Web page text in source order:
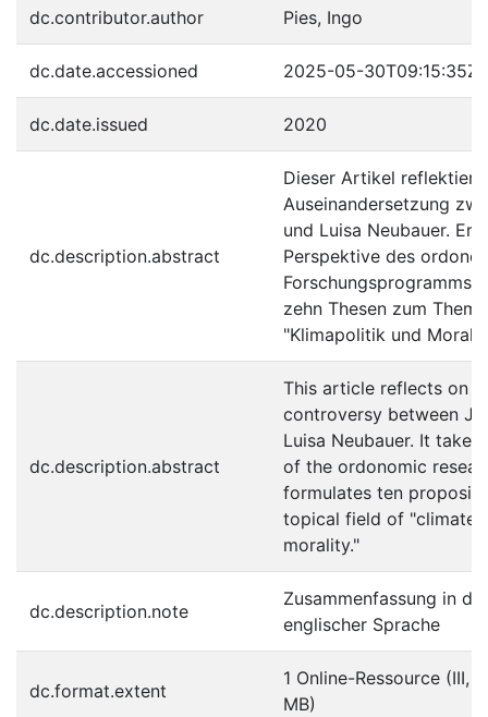
dc.contributor.author Pies, Ingo
dc.date.accessioned 2025-05-30T09:15:35Z
dc.date.issued 2020
dc.description.abstract
Dieser Artikel
Auseinandersetzung
und Luisa Neubauer. Er
Perspektive des
Forschungsprogramms
zehn Thesen zum
"Klimapolitik und Moral".
dc.description.abstract
This article reflects on
controversy between
Luisa Neubauer. It
of the ordonomic
formulates ten
topical field of "climate
morality."
dc.description.note
Zusammenfassung in
englischer Sprache
dc.format.extent
1 Online-Ressource (III,
MB)